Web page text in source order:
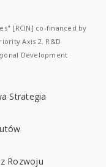
[RCIN] co-financed by
Axis 2. R&D
Development